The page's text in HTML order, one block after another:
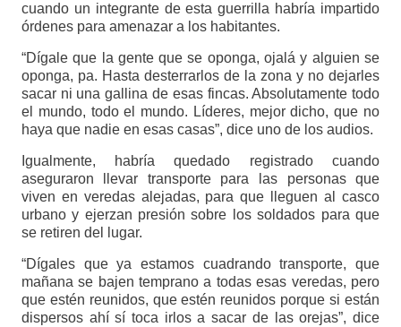
cuando un integrante de esta guerrilla habría impartido
órdenes para amenazar a los habitantes.
“Dígale que la gente que se oponga, ojalá y alguien se
oponga, pa. Hasta desterrarlos de la zona y no dejarles
sacar ni una gallina de esas fincas. Absolutamente todo
el mundo, todo el mundo. Líderes, mejor dicho, que no
haya que nadie en esas casas”, dice uno de los audios.
Igualmente, habría quedado registrado cuando
aseguraron llevar transporte para las personas que
viven en veredas alejadas, para que lleguen al casco
urbano y ejerzan presión sobre los soldados para que
se retiren del lugar.
“Dígales que ya estamos cuadrando transporte, que
mañana se bajen temprano a todas esas veredas, pero
que estén reunidos, que estén reunidos porque si están
dispersos ahí sí toca irlos a sacar de las orejas”, dice